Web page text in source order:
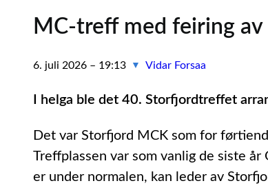
MC-treff med feiring
6. juli 2026 – 19:13 ▼ Vidar Forsaa
I helga ble det 40. Storfjordtreffet
Det var Storfjord MCK som for
Treffplassen var som vanlig de siste
er under normalen, kan leder av